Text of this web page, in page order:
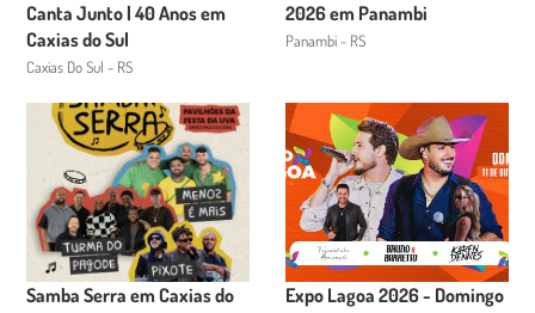
Canta Junto | 40 Anos em
Caxias do Sul
Caxias Do Sul - RS
2026 em Panambi
Panambi - RS
Samba Serra em Caxias do
Expo Lagoa 2026 - Domingo